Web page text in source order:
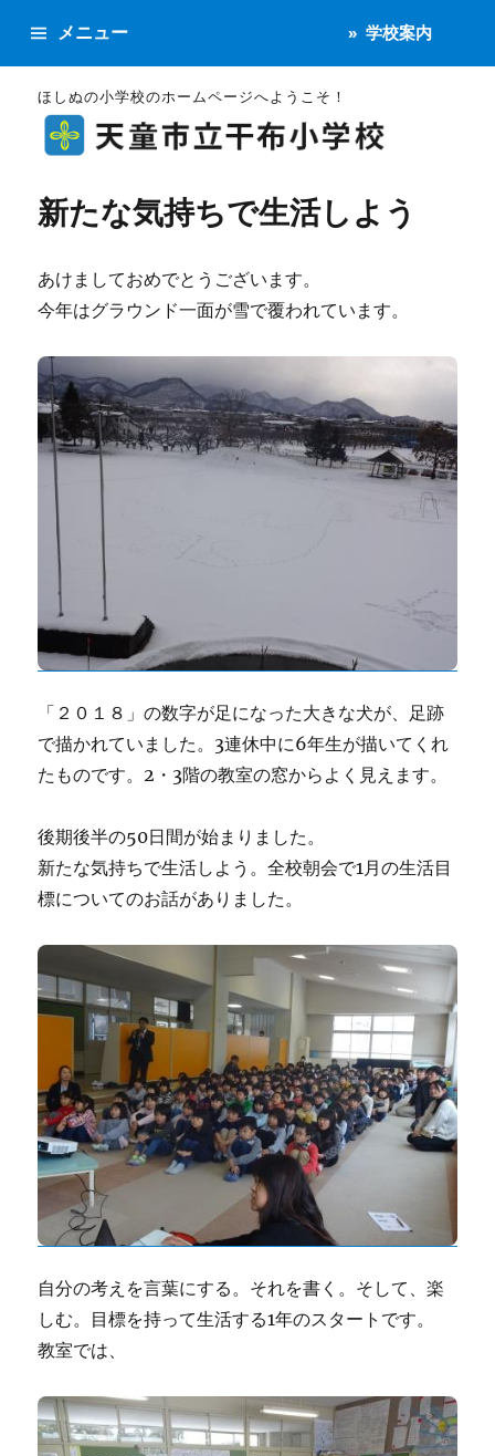
ほしぬの小学校のホームページへようこそ！
メニュー 学校案内
新たな気持ちで生活しよう
あけましておめでとうございます。
今年はグラウンド一面が雪で覆われています。
「２０１８」の数字が足になった大きな犬が、足跡
で描かれていました。3連休中に6年生が描いてくれ
たものです。2・3階の教室の窓からよく見えます。
後期後半の50日間が始まりました。
新たな気持ちで生活しよう。全校朝会で1月の生活目
標についてのお話がありました。
自分の考えを言葉にする。それを書く。そして、楽
しむ。目標を持って生活する1年のスタートです。
教室では、